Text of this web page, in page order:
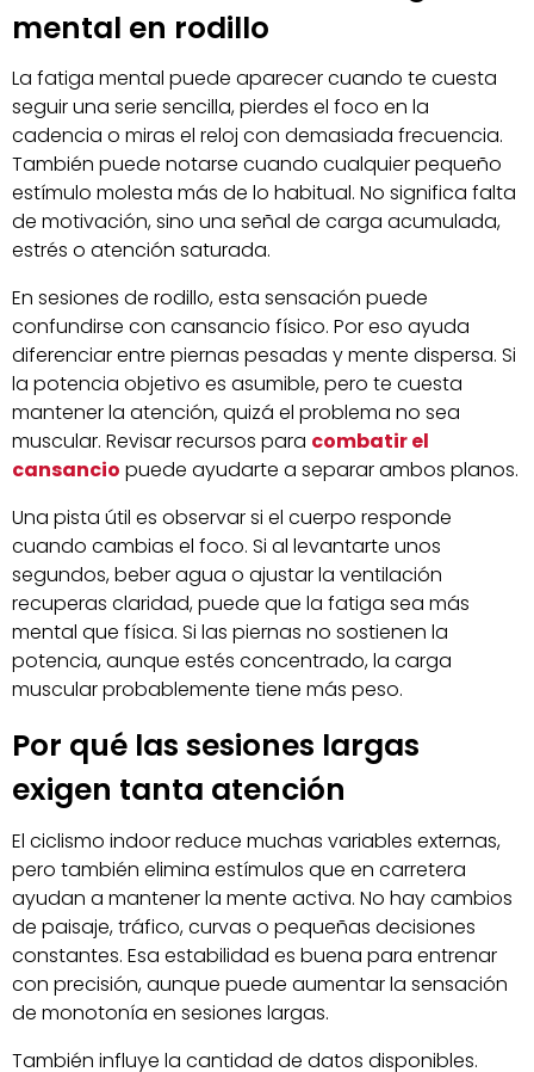
mental en rodillo
La fatiga mental puede aparecer cuando te cuesta
seguir una serie sencilla, pierdes el foco en la
cadencia o miras el reloj con demasiada frecuencia.
También puede notarse cuando cualquier pequeño
estímulo molesta más de lo habitual. No significa falta
de motivación, sino una señal de carga acumulada,
estrés o atención saturada.
En sesiones de rodillo, esta sensación puede
confundirse con cansancio físico. Por eso ayuda
diferenciar entre piernas pesadas y mente dispersa. Si
la potencia objetivo es asumible, pero te cuesta
mantener la atención, quizá el problema no sea
muscular. Revisar recursos para combatir el
cansancio puede ayudarte a separar ambos planos.
Una pista útil es observar si el cuerpo responde
cuando cambias el foco. Si al levantarte unos
segundos, beber agua o ajustar la ventilación
recuperas claridad, puede que la fatiga sea más
mental que física. Si las piernas no sostienen la
potencia, aunque estés concentrado, la carga
muscular probablemente tiene más peso.
Por qué las sesiones largas
exigen tanta atención
El ciclismo indoor reduce muchas variables externas,
pero también elimina estímulos que en carretera
ayudan a mantener la mente activa. No hay cambios
de paisaje, tráfico, curvas o pequeñas decisiones
constantes. Esa estabilidad es buena para entrenar
con precisión, aunque puede aumentar la sensación
de monotonía en sesiones largas.
También influye la cantidad de datos disponibles.